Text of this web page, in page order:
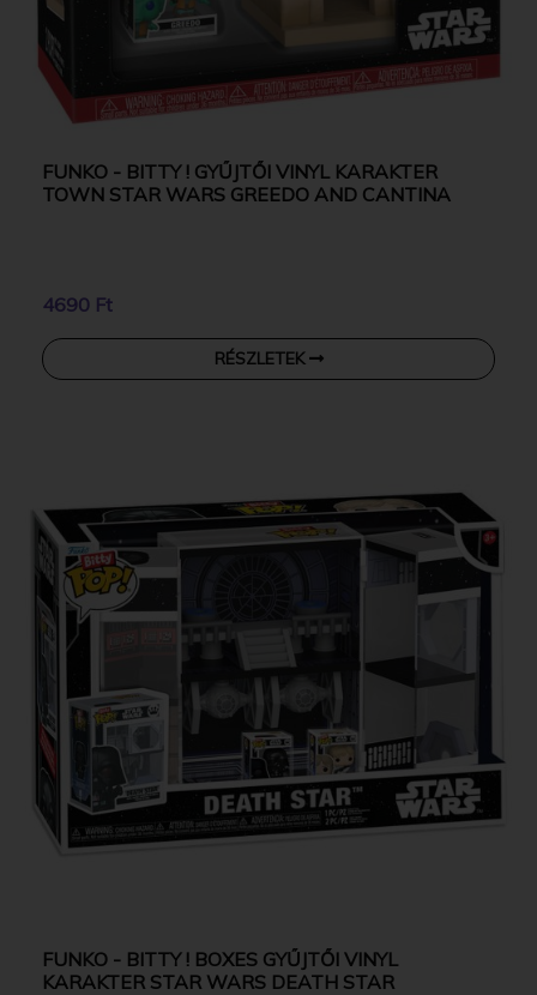
FUNKO - BITTY ! GYŰJTŐI VINYL KARAKTER
TOWN STAR WARS GREEDO AND CANTINA
4690 Ft
RÉSZLETEK
FUNKO - BITTY ! BOXES GYŰJTŐI VINYL
KARAKTER STAR WARS DEATH STAR